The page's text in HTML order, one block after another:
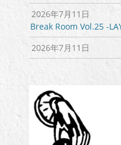
2026年7月11日
Break Room Vol.25 -
2026年7月11日